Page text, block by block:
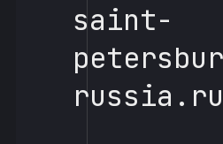
saint-
russia.ru